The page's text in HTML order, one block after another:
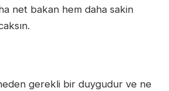
net bakan hem daha sakin
gerekli bir duygudur ve ne